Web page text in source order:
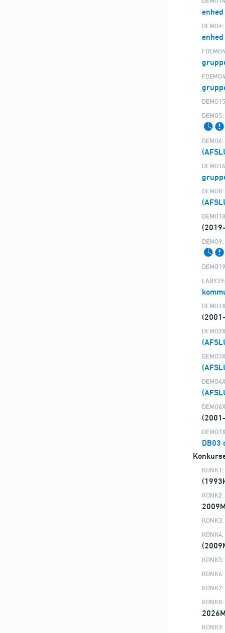
enhed
DEMO4:
enhed
DEMO5:
DEMO6:
DEMO8:
DEMO9:
LABY39:
DB03
KONK1:
KONK2:
KONK3:
KONK4:
KONK5:
KONK6:
KONK7:
KONK8:
KONK9: